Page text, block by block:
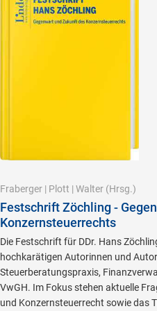
Fraberger | Plott | Walter (Hrsg.)
Festschrift Zöchling -
Konzernsteuerrechts
Die Festschrift für DDr. Hans
hochkarätigen Autorinnen und
Steuerberatungspraxis,
VwGH. Im Fokus stehen aktuelle
und Konzernsteuerrecht sowie das